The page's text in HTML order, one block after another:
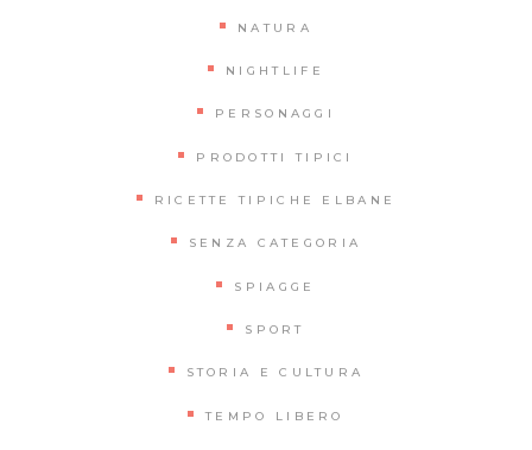
NATURA
NIGHTLIFE
PERSONAGGI
PRODOTTI TIPICI
RICETTE TIPICHE ELBANE
SENZA CATEGORIA
SPIAGGE
SPORT
STORIA E CULTURA
TEMPO LIBERO